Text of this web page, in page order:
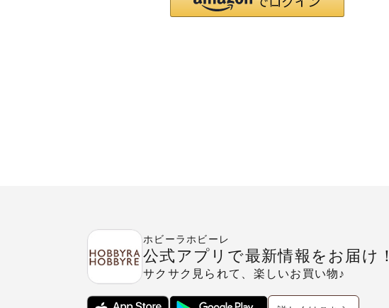
ホビーラホビーレ
公式アプリで最新情報をお届け！
サクサク見られて、楽しいお買い物♪